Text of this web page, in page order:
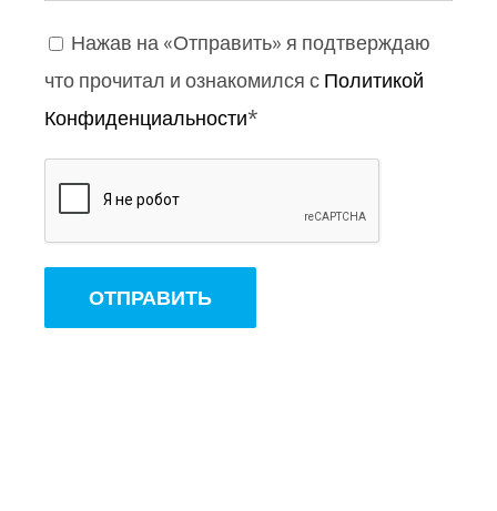
Нажав на «Отправить» я подтверждаю
что прочитал и ознакомился с Политикой
Конфиденциальности*